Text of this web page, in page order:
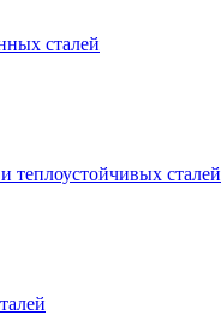
сталей
теплоустойчивых сталей